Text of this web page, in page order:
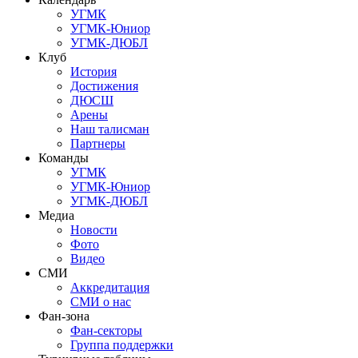
УГМК
УГМК-Юниор
УГМК-ДЮБЛ
Клуб
История
Достижения
ДЮСШ
Арены
Наш талисман
Партнеры
Команды
УГМК
УГМК-Юниор
УГМК-ДЮБЛ
Медиа
Новости
Фото
Видео
СМИ
Аккредитация
СМИ о нас
Фан-зона
Фан-секторы
Группа поддержки